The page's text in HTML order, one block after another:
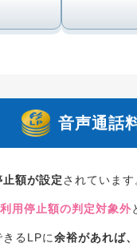
音声通話
額が設定されています
利用停止額の判定対象外
るLPに余裕があれば